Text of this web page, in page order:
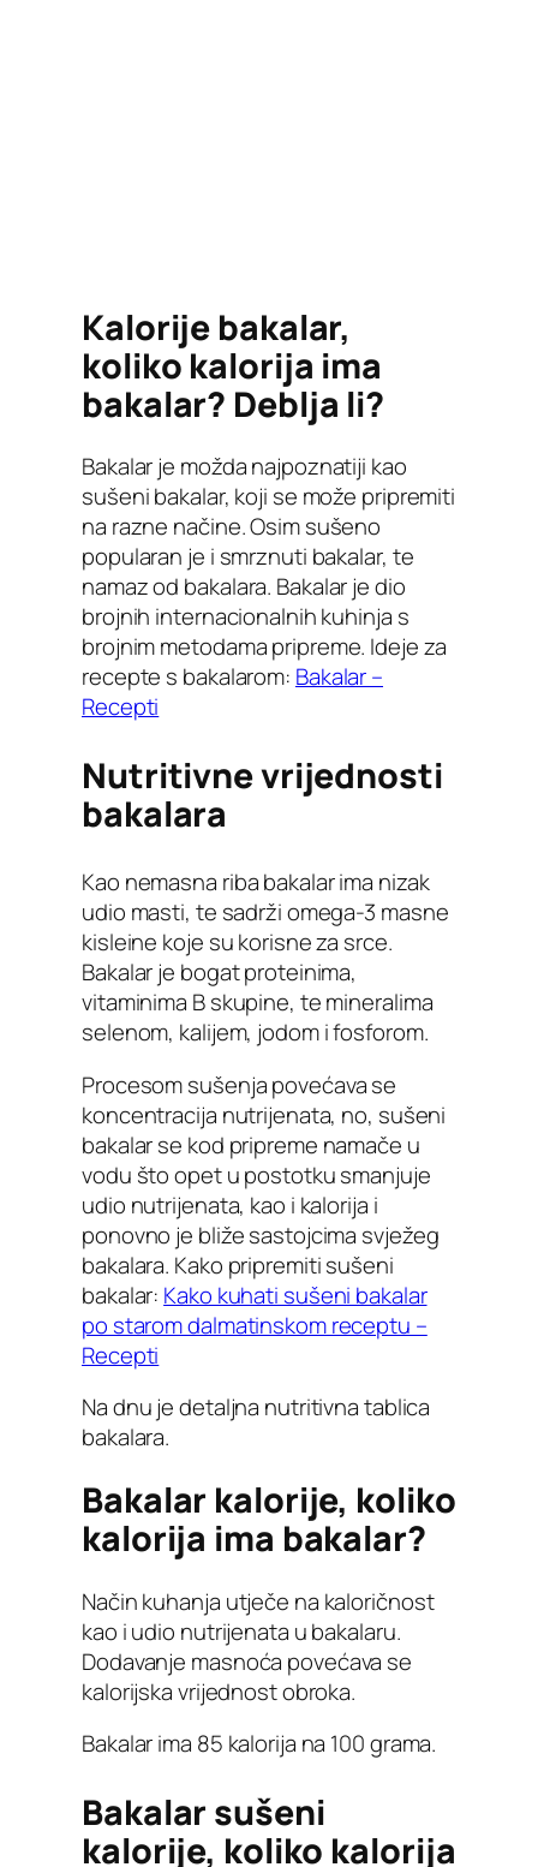
Kalorije bakalar,
koliko kalorija ima
bakalar? Deblja li?
Bakalar je možda najpoznatiji kao
sušeni bakalar, koji se može pripremiti
na razne načine. Osim sušeno
popularan je i smrznuti bakalar, te
namaz od bakalara. Bakalar je dio
brojnih internacionalnih kuhinja s
brojnim metodama pripreme. Ideje za
recepte s bakalarom: Bakalar –
Recepti
Nutritivne vrijednosti
bakalara
Kao nemasna riba bakalar ima nizak
udio masti, te sadrži omega-3 masne
kisleine koje su korisne za srce.
Bakalar je bogat proteinima,
vitaminima B skupine, te mineralima
selenom, kalijem, jodom i fosforom.
Procesom sušenja povećava se
koncentracija nutrijenata, no, sušeni
bakalar se kod pripreme namače u
vodu što opet u postotku smanjuje
udio nutrijenata, kao i kalorija i
ponovno je bliže sastojcima svježeg
bakalara. Kako pripremiti sušeni
bakalar: Kako kuhati sušeni bakalar
po starom dalmatinskom receptu –
Recepti
Na dnu je detaljna nutritivna tablica
bakalara.
Bakalar kalorije, koliko
kalorija ima bakalar?
Način kuhanja utječe na kaloričnost
kao i udio nutrijenata u bakalaru.
Dodavanje masnoća povećava se
kalorijska vrijednost obroka.
Bakalar ima 85 kalorija na 100 grama.
Bakalar sušeni
kalorije, koliko kalorija